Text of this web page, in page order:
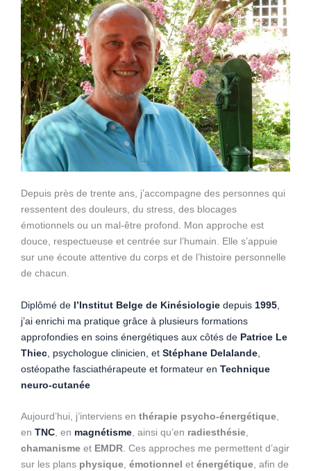
Depuis près de trente ans, j’accompagne des personnes qui
ressentent des douleurs, du stress, des blocages
émotionnels ou un mal-être profond. Mon approche est
douce, respectueuse et centrée sur l’humain. Elle s’appuie
sur une écoute attentive du corps et de l’histoire personnelle
de chacun.
Diplômé de l’Institut Belge de Kinésiologie depuis 1995
j’ai enrichi ma pratique grâce à plusieurs formations
approfondies en soins énergétiques aux côtés de Patrice Le
Thiec , psychologue clinicien, et Stéphane Delalande
ostéopathe fasciathérapeute et formateur en Technique
neuro-cutanée
Aujourd’hui, j’interviens en thérapie psycho-énergétique
en TNC , en magnétisme , ainsi qu’en radiesthésie
chamanisme et EMDR . Ces approches me permettent d’agir
sur les plans physique émotionnel et énergétique , afin de